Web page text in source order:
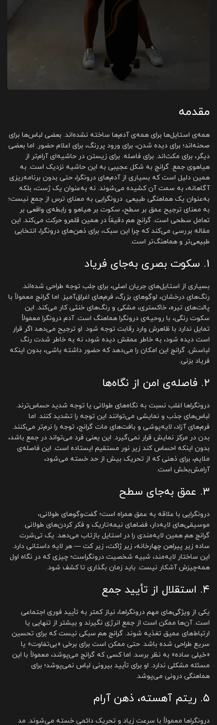
مقدمه
همه‌ی استایل‌ها برای همه‌ی آدم‌ها ساخته نشده‌اند. بعضی لباس‌ها برای
صحنه‌اند؛ برای دیده شدن، برای ورود پررنگ، برای اعلام حضور. اما بعضی
دیگر، برای مکث‌اند. برای فاصله. برای زیستن در حاشیه‌ای آرام‌تر از
هیاهوی جمع. گرانج به شکل عجیبی به این حاشیه نزدیک است. به
همین دلیل است که بسیاری از آدم‌های درونگرا، حتی بدون برنامه‌ریزی
آگاهانه، به سمت آن کشیده می‌شوند. نه به‌عنوان یک ژست، بلکه
به‌عنوان یک هماهنگی طبیعی. درونگرایی به معنای ترس از جمع نیست؛
به معنای ترجیح عمق بر سطح، سکوت بر هیاهو و رابطه‌ی واقعی بر
تعامل سطحی است. گرانج هم دقیقاً در همین قلمرو حرکت می‌کند. این
مقاله بررسی می‌کند که چرا این سبک، برای ذهن‌های درونگرا، انتخابی
طبیعی‌تر و هماهنگ‌تر است.
۱. سکوت بصری به‌جای فریاد
بسیاری از استایل‌های جریان اصلی، برای جلب توجه طراحی شده‌اند.
رنگ‌های درخشان، لوگوهای بزرگ، فرم‌های اغراق‌آمیز. اما گرانج معمولاً با
پالت‌های تیره، خاکستری، مشکی و رنگ‌های خنثی کار می‌کند. این
سکوت رنگی، با روحیه‌ی درونگرا هماهنگ است. آدم درونگرا معمولاً
تمایل ندارد با ظاهرش وارد رقابت توجه شود. او ترجیح می‌دهد اگر قرار
است دیده شود، به خاطر عمقش دیده شود، نه به خاطر شدت رنگ
لباسش. گرانج این امکان را می‌دهد که حضور داشته باشی، بدون اینکه
فریاد بزنی.
۲. فاصله‌ی امن از نگاه‌ها
درونگراها اغلب نسبت به نگاه‌های طولانی یا توجه شدید حساس‌ترند.
لباس‌های جذب و نمایشی می‌توانند این توجه را تشدید کنند. اما
فرم‌های آزاد، لایه‌پوشی و بافت‌های مات گرانج، توجه را نرم‌تر می‌کنند.
بدن در مرکز نمایش قرار نمی‌گیرد. این یعنی فرد می‌تواند در جمع باشد،
بدون اینکه احساس کند زیر نور مستقیم ایستاده است. این فاصله‌ی
ملایم، برای ذهنی که از تحریک بیش از حد خسته می‌شود،
آرامش‌بخش است.
۳. عمق به‌جای سطح
درونگرایی با علاقه به عمق همراه است؛ گفت‌وگوهای طولانی،
موسیقی‌های لایه‌دار، فضاهای نیمه‌تاریک و فکر کردن‌های طولانی.
گرانج هم همین لایه‌مندی را در استایل بازتاب می‌دهد. یک تی‌شرت
ساده زیر پیراهن چهارخانه، زیر ژاکت، زیر کت — هر لایه داستانی دارد.
این ساختار لایه‌مند، شبیه شخصیت درونگراست؛ چیزی که در نگاه اول
همه‌چیزش آشکار نیست. باید زمان بگذاری تا کشف شود.
۴. استقلال از تأیید جمع
یکی از ویژگی‌های مهم درونگراها، نیاز کمتر به تأیید فوری اجتماعی
است. آن‌ها ممکن است از جمع انرژی نگیرند و بیشتر از تنهایی یا
ارتباط‌های عمیق تغذیه شوند. گرانج هم سبکی نیست که برای تحسین
سریع طراحی شده باشد. حتی ممکن است برای برخی «بی‌تفاوت» یا
«خیلی ساده» به نظر برسد. اما کسی که گرانج می‌پوشد، معمولاً با این
مسئله مشکلی ندارد. او برای تأیید بیرونی لباس نمی‌پوشد؛ برای
هماهنگی درونی می‌پوشد.
۵. ریتم آهسته، ذهن آرام
درونگراها معمولاً با سرعت زیاد و تحریک دائمی خسته می‌شوند. مد